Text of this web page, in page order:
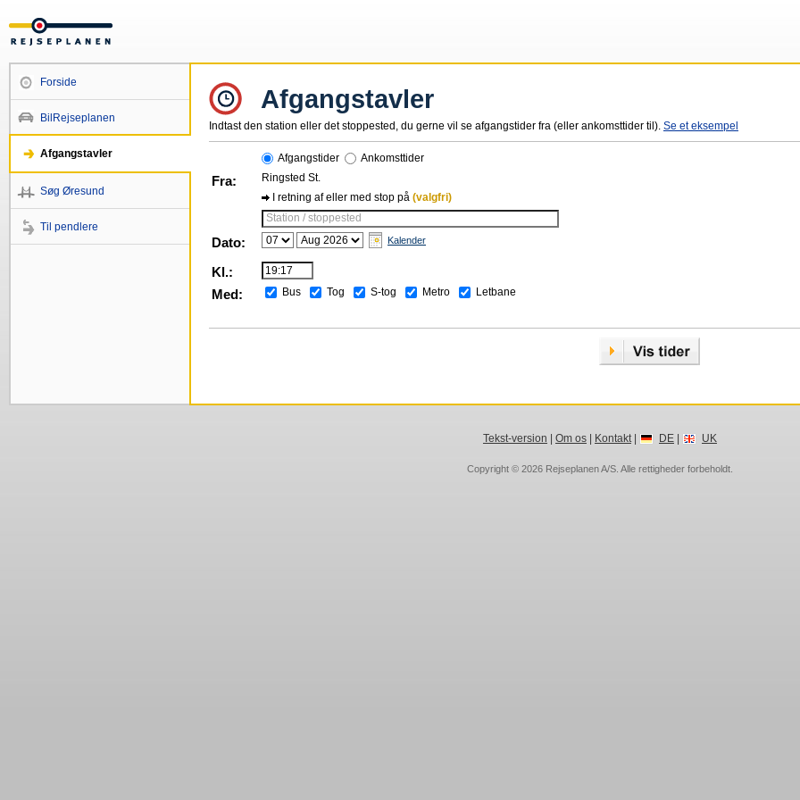
Forside
BilRejseplanen
Afgangstavler
Søg Øresund
Til pendlere
Afgangstavler
Indtast den station eller det stoppested, du gerne vil se afgangstider fra (eller ankomsttider til). Se et eksempel
Afgangstider Ankomsttider
Fra:
Ringsted St.
I retning af eller med stop på (valgfri)
Station / stoppested
Dato: Kalender
Kl.:
Med:
Bus Tog S-tog Metro Letbane
Tekst-version Om os| Kontakt| DE| UK
Copyright © 2026 Rejseplanen A/S . Alle rettigheder forbeholdt.